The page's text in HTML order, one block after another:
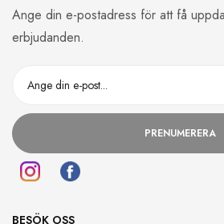
Ange din e-postadress för att få
erbjudanden.
PRENUMERERA
BESÖK OSS